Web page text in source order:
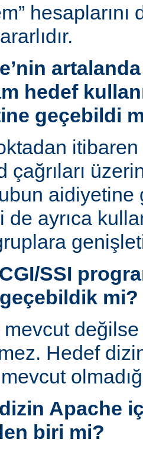
artalanda
hedef
geçebildi
çağrıları
aidiyetine
de ayrıca
SSI
mi?
değilse
Hedef
Apache
biri mi?